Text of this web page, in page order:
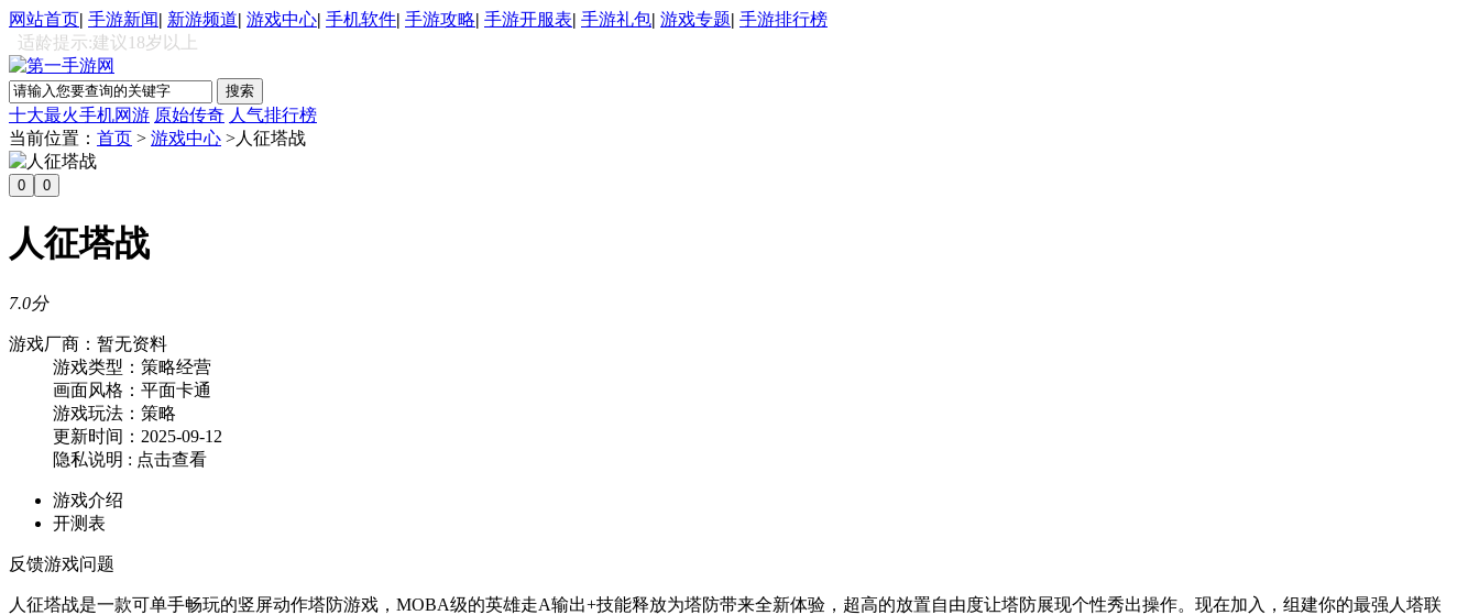
网站首页| 手游新闻| 新游频道| 游戏中心| 手机软件| 手游攻略| 手游开服表| 手游礼包| 游戏专题| 手游排行榜
适龄提示:建议18岁以上
十大最火手机网游 原始传奇 人气排行榜
当前位置： 首页 > 游戏中心 >人征塔战
0 0
人征塔战
7.0分
游戏厂商： 暂无资料
游戏类型： 策略经营
画面风格： 平面卡通
游戏玩法： 策略
更新时间： 2025-09-12
隐私说明 : 点击查看
游戏介绍
开测表
反馈游戏问题
人征塔战是一款可单手畅玩的竖屏动作塔防游戏，MOBA级的英雄走A输出+技能释放为塔防带来全新体验，超高的放置自由度让塔防展现个性秀出操作。现在加入，组建你的最强人塔联